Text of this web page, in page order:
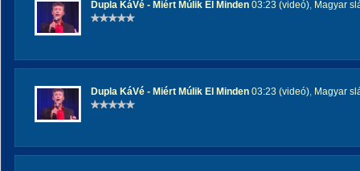
Dupla KáVé - Miért Múlik El Minden 03:23 (videó), Magyar
Dupla KáVé - Miért Múlik El Minden 03:23 (videó), Magyar